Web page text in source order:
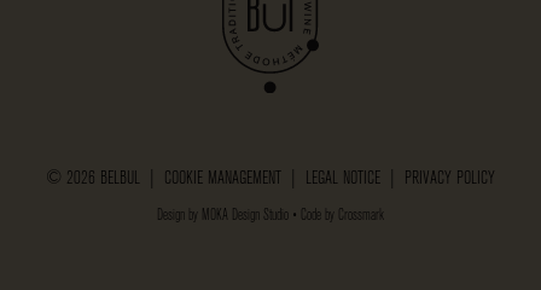
© 2026 BELBUL | COOKIE MANAGEMENT LEGAL NOTICE PRIVACY POLICY
Design by MOKA Design Studio • Code by Crossmark